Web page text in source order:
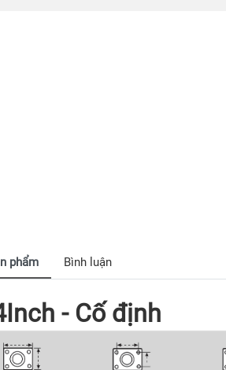
phẩm Bình luận
- Cố định